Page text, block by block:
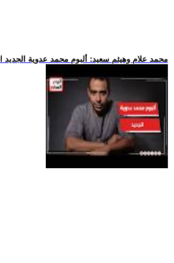
.. محمد علام وهيثم سعيد: ألبوم محمد عدوية الجديد